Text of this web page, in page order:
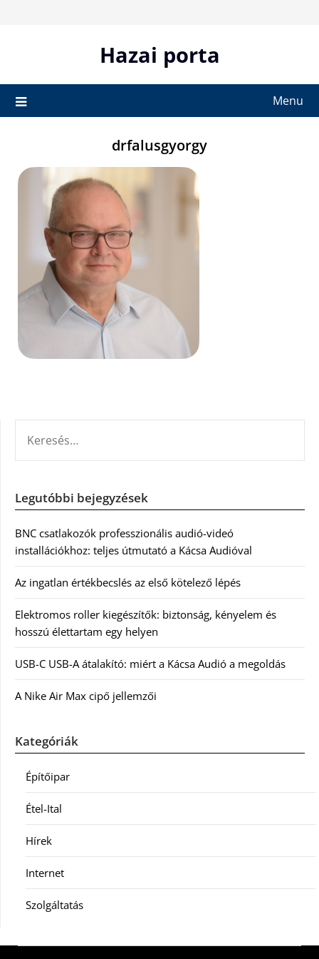
Hazai porta
Menu
drfalusgyorgy
Legutóbbi bejegyzések
BNC csatlakozók professzionális audió-videó
installációkhoz: teljes útmutató a Kácsa Audióval
Az ingatlan értékbecslés az első kötelező lépés
Elektromos roller kiegészítők: biztonság, kényelem és
hosszú élettartam egy helyen
USB-C USB-A átalakító: miért a Kácsa Audió a megoldás
A Nike Air Max cipő jellemzői
Kategóriák
Építőipar
Étel-Ital
Hírek
Internet
Szolgáltatás